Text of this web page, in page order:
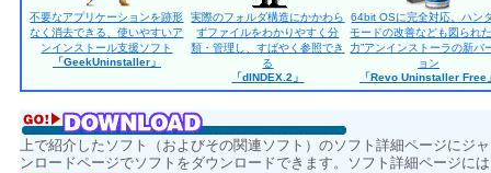
不要なアプリケーションを跡形
なく消去できる、使いやすいア
ンインストール支援ソフト
「GeekUninstaller」
実際のフォルダ構造にかかわら
ずファイルをわかりやすく分
類・管理し、すばやく参照でき
る
「dINDEX.2」
64bit OSに完全対応。ハン
モードの改善なども図られ
力”アンインストーラの新バ
ョン
「Revo Uninstaller Free
上で紹介したソフト（およびその関連ソフト）のソフト詳細ページにジ
ンロードページでソフトをダウンロードできます。ソフト詳細ページに